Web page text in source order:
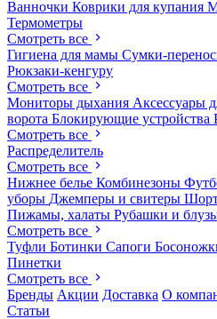
Ванночки Коврики для купания
Термометры
Смотреть все
Гигиена для мамы Сумки-
Рюкзаки-кенгуру
Смотреть все
Мониторы дыхания Аксессуары
ворота Блокирующие устройства
Смотреть все
Распределитель
Смотреть все
Нижнее белье Комбинезоны
уборы Джемперы и свитеры
Пижамы, халаты Рубашки и
Смотреть все
Туфли Ботинки Сапоги
Пинетки
Смотреть все
Бренды Акции Доставка О
Статьи